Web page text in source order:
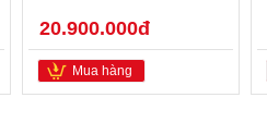
20.900.000đ
Mua hàng